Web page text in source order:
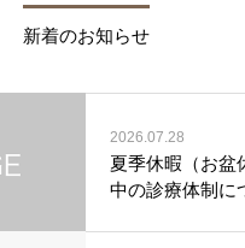
新着のお知らせ
2026.07.28
夏季休暇（お盆
中の診療体制に